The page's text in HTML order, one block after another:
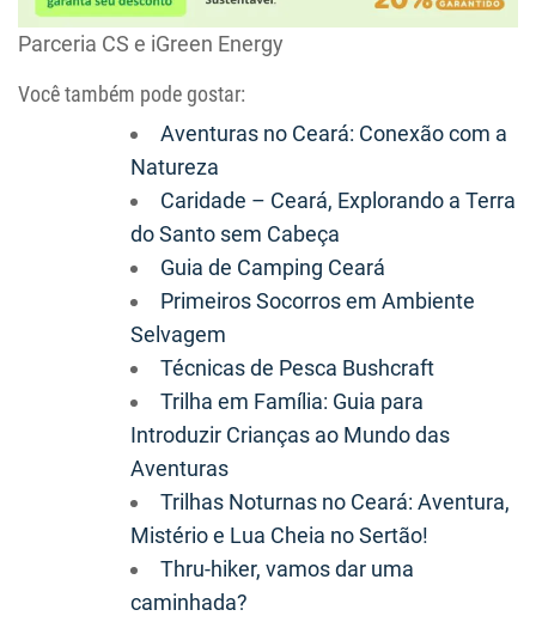
Parceria CS e iGreen Energy
Você também pode gostar:
Aventuras no Ceará: Conexão com a
Natureza
Caridade – Ceará, Explorando a Terra
do Santo sem Cabeça
Guia de Camping Ceará
Primeiros Socorros em Ambiente
Selvagem
Técnicas de Pesca Bushcraft
Trilha em Família: Guia para
Introduzir Crianças ao Mundo das
Aventuras
Trilhas Noturnas no Ceará: Aventura,
Mistério e Lua Cheia no Sertão!
Thru-hiker, vamos dar uma
caminhada?